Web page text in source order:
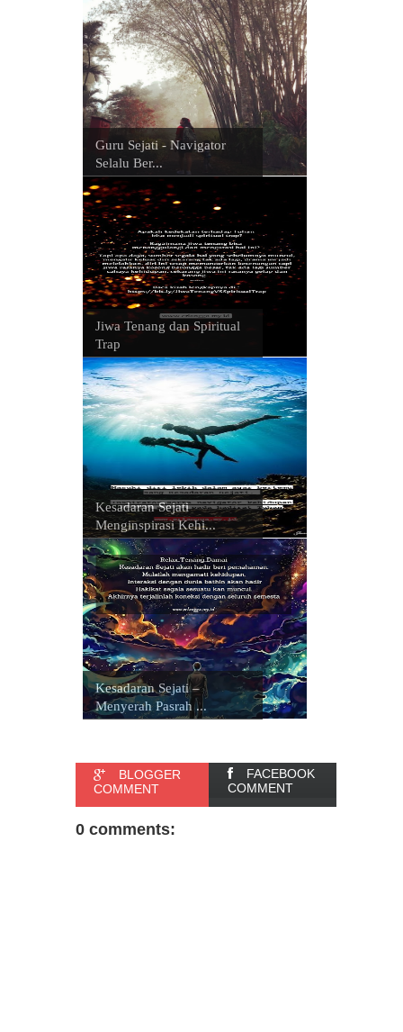
Guru Sejati - Navigator
Selalu Ber...
Jiwa Tenang dan Spiritual
Trap
Kesadaran Sejati
Menginspirasi Kehi...
Kesadaran Sejati –
Menyerah Pasrah ...
BLOGGER
COMMENT
FACEBOOK
COMMENT
0 comments: